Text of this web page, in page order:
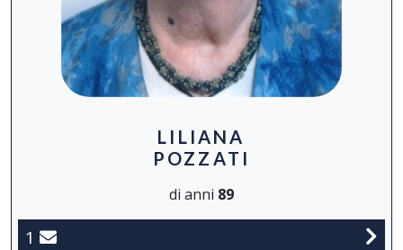
LILIANA
POZZATI
di anni 89
1